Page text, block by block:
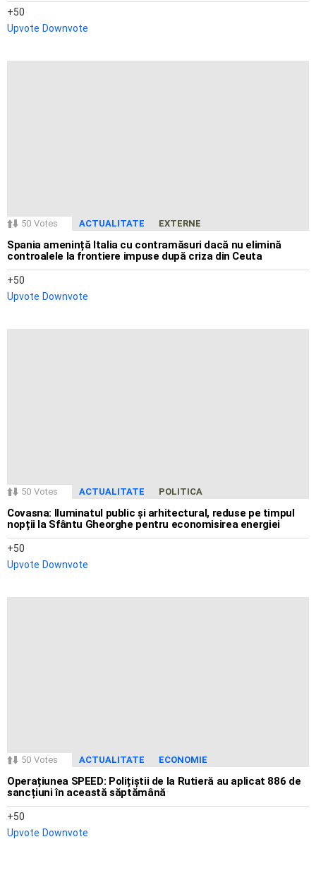
50
Upvote Downvote
50 Votes ACTUALITATE EXTERNE
Spania amenință Italia cu contramăsuri dacă nu elimină
controalele la frontiere impuse după criza din Ceuta
50
Upvote Downvote
50 Votes ACTUALITATE POLITICA
Covasna: Iluminatul public și arhitectural, reduse pe timpul
nopții la Sfântu Gheorghe pentru economisirea energiei
50
Upvote Downvote
50 Votes ACTUALITATE ECONOMIE
Operațiunea SPEED: Polițiștii de la Rutieră au aplicat 886 de
sancțiuni în această săptămână
50
Upvote Downvote